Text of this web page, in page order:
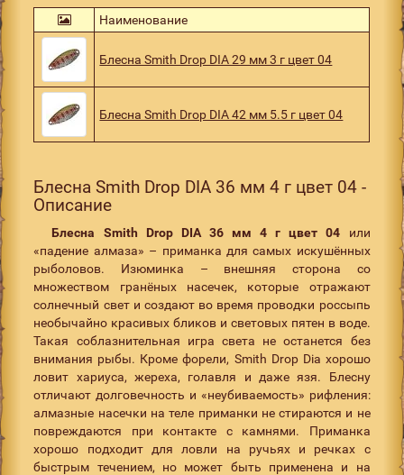
Наименование
Блесна Smith Drop DIA 29 мм 3 г цвет 04
Блесна Smith Drop DIA 42 мм 5.5 г цвет 04
Блесна Smith Drop DIA 36 мм 4 г цвет 04 -
Описание
Блесна Smith Drop DIA 36 мм 4 г цвет 04 или
«падение алмаза» – приманка для самых искушённых
рыболовов. Изюминка – внешняя сторона со
множеством гранёных насечек, которые отражают
солнечный свет и создают во время проводки россыпь
необычайно красивых бликов и световых пятен в воде.
Такая соблазнительная игра света не останется без
внимания рыбы. Кроме форели, Smith Drop Dia хорошо
ловит хариуса, жереха, голавля и даже язя. Блесну
отличают долговечность и «неубиваемость» рифления:
алмазные насечки на теле приманки не стираются и не
повреждаются при контакте с камнями. Приманка
хорошо подходит для ловли на ручьях и речках с
быстрым течением, но может быть применена и на